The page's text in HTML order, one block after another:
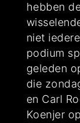
hebben
niet
podium
geleden
die
en Carl
Koenjer